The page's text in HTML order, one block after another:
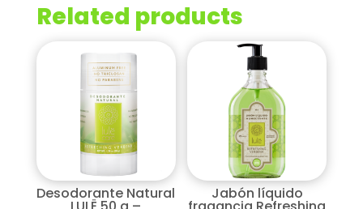
Related products
Desodorante Natural Jabón líquido